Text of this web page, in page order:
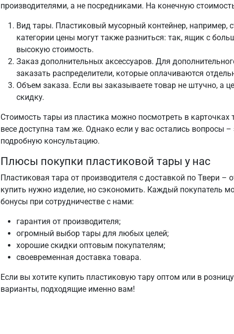
производителями, а не посредниками. На конечную
Вид тары. Пластиковый мусорный контейнер, например,
категории цены могут также разниться: так, ящик с
высокую стоимость.
Заказ дополнительных аксессуаров. Для
заказать распределители, которые оплачиваются
Объем заказа. Если вы заказываете товар не штучно, а
скидку.
Стоимость тары из пластика можно посмотреть в
весе доступна там же. Однако если у вас остались вопросы
подробную консультацию.
Плюсы покупки пластиковой тары у нас
Пластиковая тара от производителя с доставкой по Твери –
купить нужно изделие, но сэкономить. Каждый покупатель
бонусы при сотрудничестве с нами:
гарантия от производителя;
огромный выбор тары для любых целей;
хорошие скидки оптовым покупателям;
своевременная доставка товара.
Если вы хотите купить пластиковую тару оптом или в
варианты, подходящие именно вам!